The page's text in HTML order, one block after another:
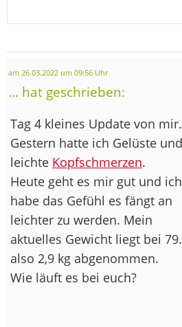
am 26.03.2022 um 09:56 Uhr
... hat geschrieben:
Tag 4 kleines Update von mir.
Gestern hatte ich Gelüste und
leichte Kopfschmerzen.
Heute geht es mir gut und ich
habe das Gefühl es fängt an
leichter zu werden. Mein
aktuelles Gewicht liegt bei
also 2,9 kg abgenommen.
Wie läuft es bei euch?